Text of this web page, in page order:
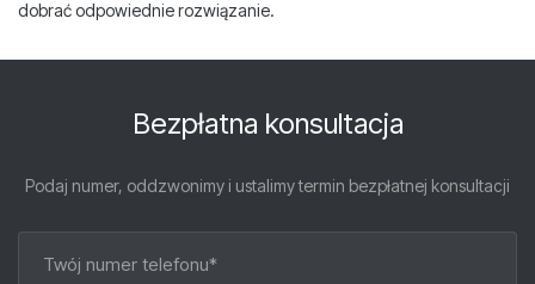
dobrać odpowiednie rozwiązanie.
Bezpłatna konsultacja
Podaj numer, oddzwonimy i ustalimy termin bezpłatnej konsultacji